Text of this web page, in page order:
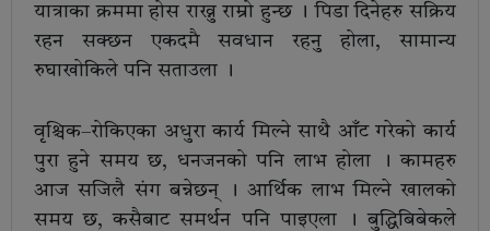
यात्राका क्रममा होस राख्नु राम्रो हुन्छ । पिडा दिनेहरु सक्रिय
रहन सक्छन एकदमै सवधान रहनु होला, सामान्य
रुघाखोकिले पनि सताउला ।
वृश्चिक–रोकिएका अधुरा कार्य मिल्ने साथै आँट गरेको कार्य
पुरा हुने समय छ, धनजनको पनि लाभ होला । कामहरु
आज सजिलै संग बन्नेछन् । आर्थिक लाभ मिल्ने खालको
समय छ, कसैबाट समर्थन पनि पाइएला । बुद्धिबिबेकले